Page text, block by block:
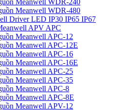
Meanwell WDR-480
Driver LED IP30 IP65 IP67
APV APC
Meanwell APC-12
Meanwell APC-12E
Meanwell APC-16
Meanwell APC-16E
Meanwell APC-25
Meanwell APC-35
Meanwell APC-8
Meanwell APC-8E
Meanwell APV-12